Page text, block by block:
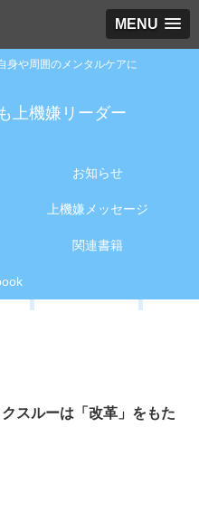
MENU
身や周囲のメンタルケアに
上機嫌リーダー
お知らせ
上機嫌メッセージ
関連書籍
スルーは「改革」をもた